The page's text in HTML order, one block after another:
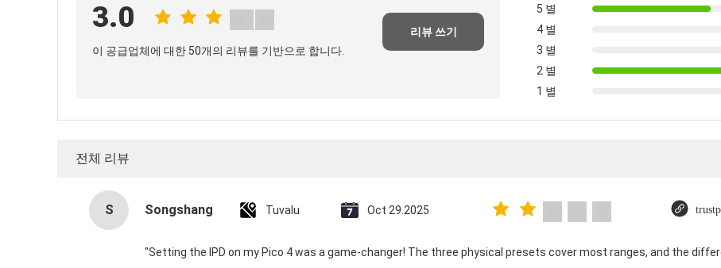
3.0
이 공급업체에 대한 50개의 리뷰를 기반으로 합니다.
리뷰 쓰기
5 별
4 별
3 별
2 별
1 별
전체 리뷰
S Songshang Tuvalu Oct 29.2025
"Setting the IPD on my Pico 4 was a game-changer! The three physical presets cover most ranges, and the